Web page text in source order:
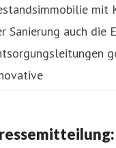
mit
Sanierung auch die